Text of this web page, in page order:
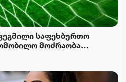
საფეხბურთო
მოძრაობა